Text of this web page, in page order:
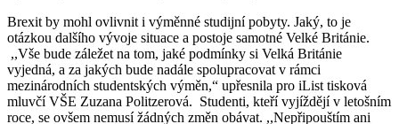
Brexit by mohl ovlivnit i výměnné studijní pobyty. Jaký, to je
otázkou dalšího vývoje situace a postoje samotné Velké Británie.
,,Vše bude záležet na tom, jaké podmínky si Velká Británie
vyjedná, a za jakých bude nadále spolupracovat v rámci
mezinárodních studentských výměn,“ upřesnila pro iList tisková
mluvčí VŠE Zuzana Politzerová. Studenti, kteří vyjíždějí v letošním
roce, se ovšem nemusí žádných změn obávat. ,,Nepřipouštím ani